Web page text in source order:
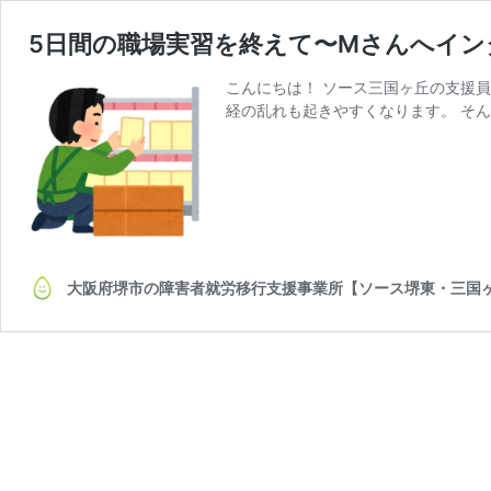
5日間の職場実習を終えて〜Mさんへイ
こんにちは！ ソース三国ヶ丘の支援
経の乱れも起きやすくなります。 そ
大阪府堺市の障害者就労移行支援事業所【ソース堺東・三国